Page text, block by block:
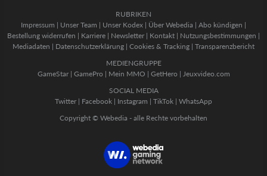
RUBRIKEN
Impressum | Unser Team | Unser Kodex | Über Webedia | Abo kündigen |
Bestellung widerrufen | Karriere | Newsletter | Kontakt | Nutzungsbestimmungen |
Mediadaten | Datenschutzerklärung | Cookies & Tracking | Transparenzbericht
MEDIENGRUPPE
GameStar| GamePro | Mein MMO | GetHero | Jeuxvideo.com
SOCIAL MEDIA
Twitter | Facebook | Instagram | TikTok | WhatsApp
Copyright © Webedia - alle Rechte vorbehalten